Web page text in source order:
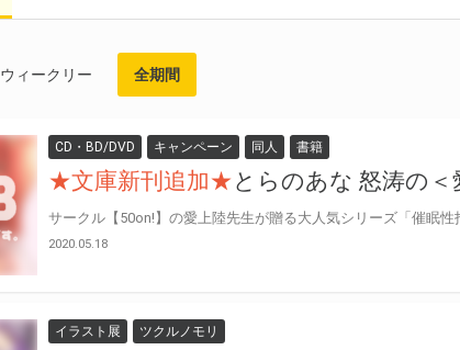
ウィークリー 全期間
CD・BD/DVD キャンペーン 同人 書籍
★文庫新刊追加★とらのあな 怒涛の＜
2020.05.18
イラスト展 ツクルノモリ